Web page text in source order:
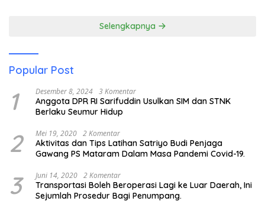
Selengkapnya
Popular Post
1 Desember 8, 2024 3 Komentar
Anggota DPR RI Sarifuddin Usulkan SIM dan STNK
Berlaku Seumur Hidup
2 Mei 19, 2020 2 Komentar
Aktivitas dan Tips Latihan Satriyo Budi Penjaga
Gawang PS Mataram Dalam Masa Pandemi Covid-19.
3 Juni 14, 2020 2 Komentar
Transportasi Boleh Beroperasi Lagi ke Luar Daerah, Ini
Sejumlah Prosedur Bagi Penumpang.